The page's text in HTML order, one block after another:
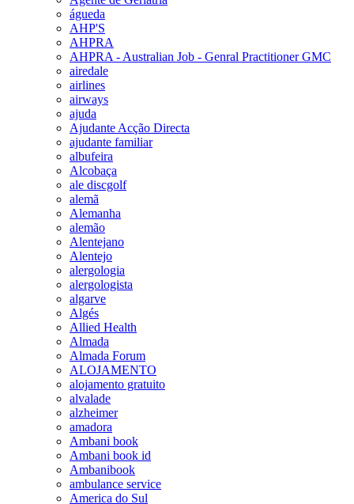
águeda
AHP'S
AHPRA
AHPRA - Australian Job - Genral Practitioner GMC
airedale
airlines
airways
ajuda
Ajudante Acção Directa
ajudante familiar
albufeira
Alcobaça
ale discgolf
alemã
Alemanha
alemão
Alentejano
Alentejo
alergologia
alergologista
algarve
Algés
Allied Health
Almada
Almada Forum
ALOJAMENTO
alojamento gratuito
alvalade
alzheimer
amadora
Ambani book
Ambani book id
Ambanibook
ambulance service
America do Sul